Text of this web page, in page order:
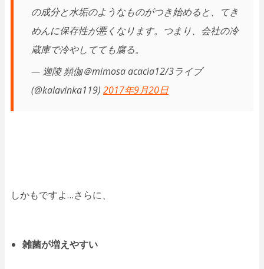
の成分と水垢のようなものがつき始めると、てき
めんに保存性が悪くなります。つまり、会社の冷
蔵庫で冷やしてても腐る。
— 迦陵 頻伽＠mimosa acacia12/3ライブ
(@kalavinka119) 2017年9月20日
しかもですよ…さらに、
雑菌が増えやすい